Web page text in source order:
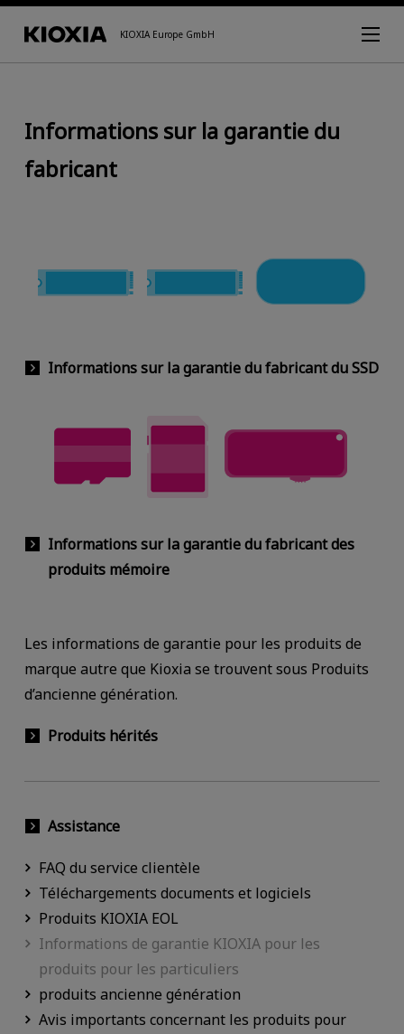
KIOXIA Europe GmbH
Informations sur la garantie du
fabricant
Informations sur la garantie du fabricant du SSD
Informations sur la garantie du fabricant des
produits mémoire
Les informations de garantie pour les produits de
marque autre que Kioxia se trouvent sous Produits
d’ancienne génération.
Produits hérités
Assistance
FAQ du service clientèle
Téléchargements documents et logiciels
Produits KIOXIA EOL
Informations de garantie KIOXIA pour les
produits pour les particuliers
produits ancienne génération
Avis importants concernant les produits pour